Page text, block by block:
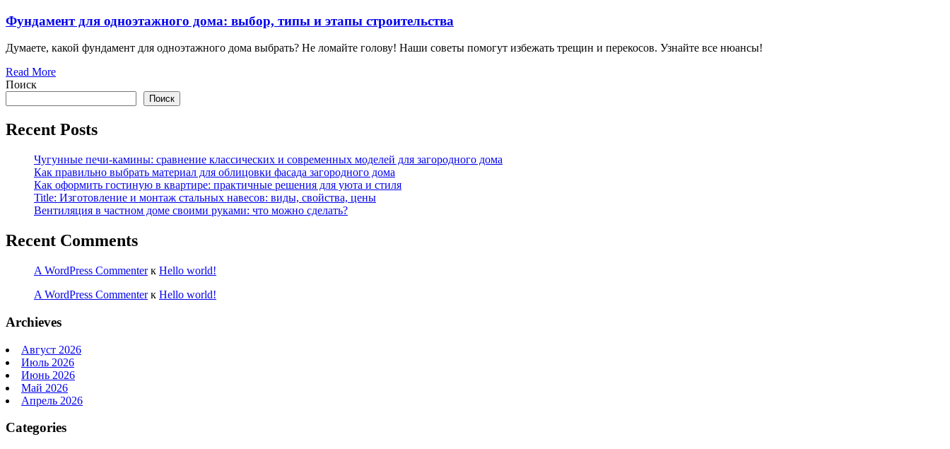
Фундамент для одноэтажного дома: выбор, типы и этапы строительства
Думаете, какой фундамент для одноэтажного дома выбрать? Не ломайте голову! Наши советы помогут избежать трещин и перекосов. Узнайте все нюансы!
Read More
Поиск
Поиск
Recent Posts
Чугунные печи-камины: сравнение классических и современных моделей для загородного дома
Как правильно выбрать материал для облицовки фасада загородного дома
Как оформить гостиную в квартире: практичные решения для уюта и стиля
Title: Изготовление и монтаж стальных навесов: виды, свойства, цены
Вентиляция в частном доме своими руками: что можно сделать?
Recent Comments
A WordPress Commenterк Hello world!
A WordPress Commenterк Hello world!
Archieves
Август 2026
Июль 2026
Июнь 2026
Май 2026
Апрель 2026
Categories